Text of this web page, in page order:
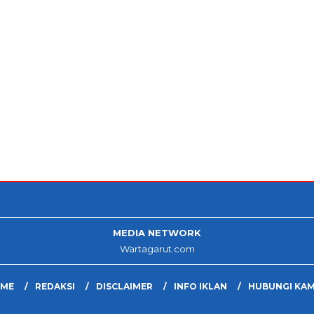
MEDIA NETWORK
Wartagarut.com
REDAKSI DISCLAIMER INFO IKLAN HUBUNGI